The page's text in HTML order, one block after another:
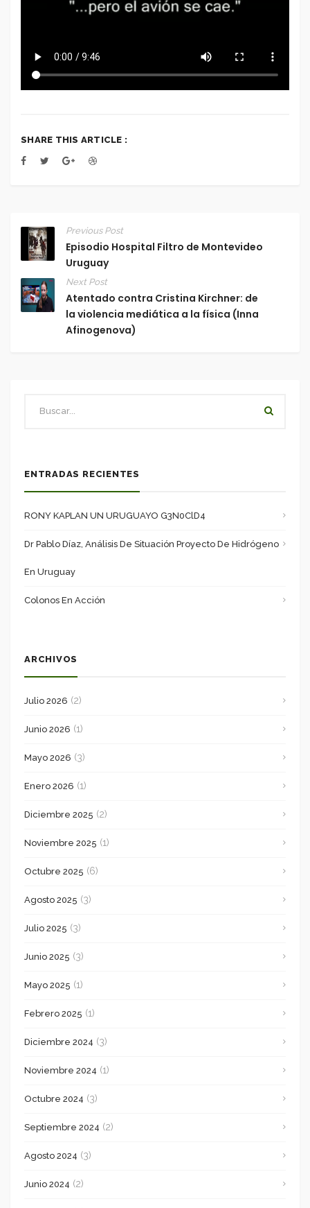
SHARE THIS ARTICLE :
Previous Post
Episodio Hospital Filtro de Montevideo
Uruguay
Next Post
Atentado contra Cristina Kirchner: de
la violencia mediática a la física (Inna
Afinogenova)
ENTRADAS RECIENTES
RONY KAPLAN UN URUGUAYO G3N0ClD4
Dr Pablo Díaz, Análisis De Situación Proyecto De Hidrógeno
En Uruguay
Colonos En Acción
ARCHIVOS
Julio 2026 (2)
Junio 2026 (1)
Mayo 2026 (3)
Enero 2026 (1)
Diciembre 2025 (2)
Noviembre 2025 (1)
Octubre 2025 (6)
Agosto 2025 (3)
Julio 2025 (3)
Junio 2025 (3)
Mayo 2025 (1)
Febrero 2025 (1)
Diciembre 2024 (3)
Noviembre 2024 (1)
Octubre 2024 (3)
Septiembre 2024 (2)
Agosto 2024 (3)
Junio 2024 (2)